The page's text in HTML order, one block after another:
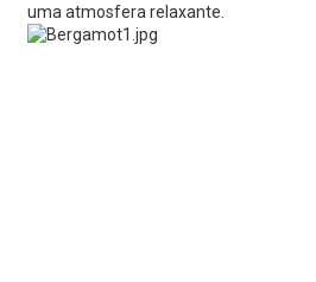
uma atmosfera relaxante.